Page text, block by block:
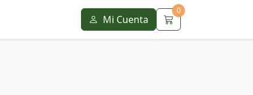
0
Mi Cuenta